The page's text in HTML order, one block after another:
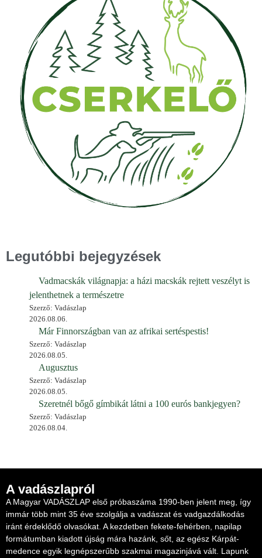
Legutóbbi bejegyzések
Vadmacskák világnapja: a házi macskák rejtett veszélyt is
jelenthetnek a természetre
Szerző: Vadászlap
2026.08.06.
Már Finnországban van az afrikai sertéspestis!
Szerző: Vadászlap
2026.08.05.
Augusztus
Szerző: Vadászlap
2026.08.05.
Szeretnél bőgő gímbikát látni a 100 eurós bankjegyen?
Szerző: Vadászlap
2026.08.04.
A vadászlapról
A Magyar VADÁSZLAP első próbaszáma 1990-ben jelent meg, így
immár több mint 35 éve szolgálja a vadászat és vadgazdálkodás
iránt érdeklődő olvasókat. A kezdetben fekete-fehérben, napilap
formátumban kiadott újság mára hazánk, sőt, az egész Kárpát-
medence egyik legnépszerűbb szakmai magazinjává vált. Lapunk